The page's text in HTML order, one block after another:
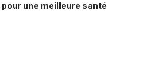
pour une meilleure santé